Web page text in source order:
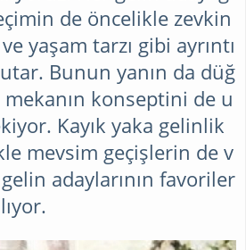
de öncelikle zevkin
yaşam tarzı gibi ayrıntı
Bunun yanın da düğ
mekanın konseptini de u
Kayık yaka gelinlik
mevsim geçişlerin de v
adaylarının favoriler